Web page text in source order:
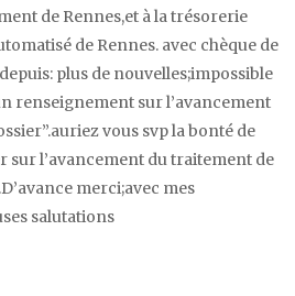
de Rennes,et à la trésorerie
de Rennes. avec chèque de
plus de nouvelles;impossible
renseignement sur l’avancement
vous svp la bonté de
sur l’avancement du traitement de
merci;avec mes
salutations